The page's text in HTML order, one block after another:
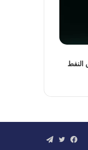
فيسبوك
تويترتيلقرام